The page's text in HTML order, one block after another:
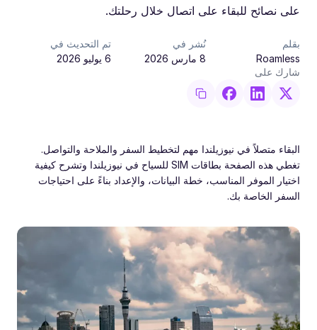
على نصائح للبقاء على اتصال خلال رحلتك.
بقلم
Roamless
نُشر في
8 مارس 2026
تم التحديث في
6 يوليو 2026
شارك على
البقاء متصلاً في نيوزيلندا مهم لتخطيط السفر والملاحة والتواصل.
تغطي هذه الصفحة بطاقات SIM للسياح في نيوزيلندا وتشرح كيفية
اختيار الموفر المناسب، خطة البيانات، والإعداد بناءً على احتياجات
السفر الخاصة بك.